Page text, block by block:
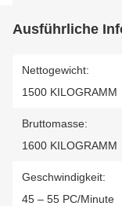
Information
Ausführliche
Nettogewicht:
1500 KILOGRAMM
Bruttomasse:
1600 KILOGRAMM
Geschwindigkeit:
45 – 55 PC/Minute